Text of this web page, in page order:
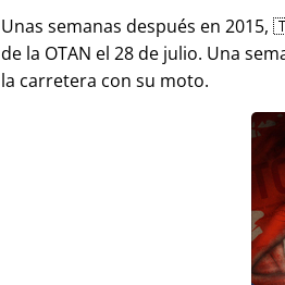
Unas semanas después en
de la OTAN el 28 de julio. Una
la carretera con su moto.